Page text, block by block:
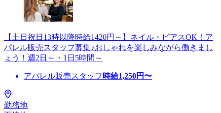
【土日祝日13時以降時給1420円～】ネイル・ピアスOK！ア
パレル販売スタッフ募集♪おしゃれを楽しみながら働きまし
ょう！週2日～・1日5時間～
アパレル販売スタッフ 時給1,250円〜
勤務地